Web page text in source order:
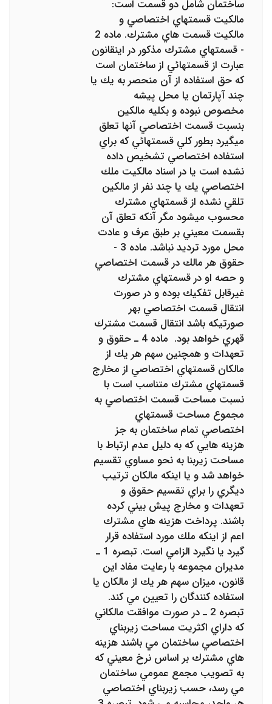
ساختمان شامل دو قسمت است:
مالكيت قسمتهاي اختصاصي و
مالكيت قسمت هاي مشترك. ماده 2
- قسمتهاي مشترك مذكور در اينقانون
عبارت از قسمتهائي از ساختمان است
كه حق استفاده از آن منحصر به يك يا
چند آپارتمان يا محل‌ پيشه
مخصوص نبوده و بكليه مالكين
بنسبت قسمت اختصاصي آنها تعلق
ميگيرد بطور كلي قسمتهائي كه براي
استفاده اختصاصي تشخيص داده‌
نشده است يا در اسناد مالكيت ملك
اختصاصي يك يا چند نفر از مالكين
تلقي نشده از قسمتهاي مشترك
محسوب ميشود مگر آنكه تعلق آن
بقسمت‌ معيني بر طبق عرف و عادت
محل مورد ترديد نباشد. ماده 3 -
حقوق هر مالك در قسمت اختصاصي
و حصه او در قسمتهاي مشترك
غيرقابل تفكيك بوده و در صورت
انتقال قسمت اختصاصي بهر
صورتيكه باشد انتقال قسمت مشترك
قهري خواهد بود. ‌ ماده 4 ـ حقوق و
تعهدات و همچنين سهم هر يك از
مالكان قسمتهاي اختصاصي از مخارج
قسمتهاي مشترك متناسب است با
نسبت مساحت قسمت ‌اختصاصي به
مجموع مساحت قسمتهاي
اختصاصي تمام ساختمان به جز
هزينه‌ هايي كه به دليل عدم ارتباط با
مساحت زيربنا به نحو مساوي تقسيم‌
خواهد شد و يا اينكه مالكان ترتيب
ديگري را براي تقسيم حقوق و
تعهدات و مخارج پيش ‌بيني كرده
باشند. پرداخت هزينه ‌هاي مشترك
اعم از اينكه‌ ملك مورد استفاده قرار
گيرد يا نگيرد الزامي است. تبصره 1 ـ
مديران مجموعه با رعايت مفاد اين
قانون، ميزان سهم هر يك از مالكان يا
استفاده‌ كنندگان را تعيين مي‌ كند.
تبصره 2 ـ در صورت موافقت مالكاني
كه داراي اكثريت مساحت زيربناي
اختصاصي ساختمان مي‌ باشند هزينه
‌هاي مشترك بر اساس نرخ معيني كه
به‌ تصويب مجمع عمومي ساختمان
مي ‌رسد، حسب زيربناي اختصاصي